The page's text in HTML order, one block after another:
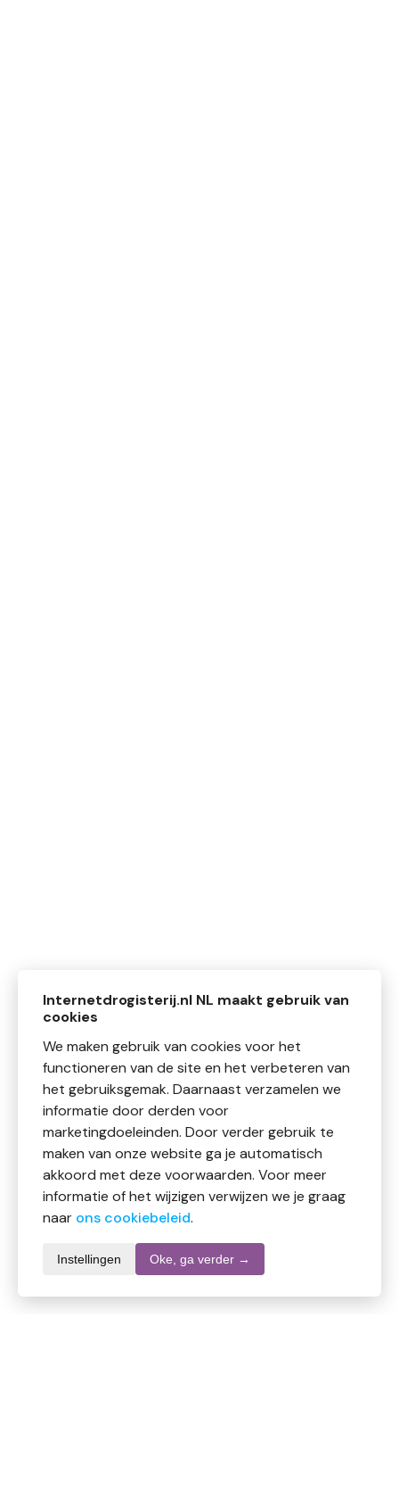
Internetdrogisterij.nl NL maakt gebruik van
cookies
We maken gebruik van cookies voor het
functioneren van de site en het verbeteren van
het gebruiksgemak. Daarnaast verzamelen we
informatie door derden voor
marketingdoeleinden. Door verder gebruik te
maken van onze website ga je automatisch
akkoord met deze voorwaarden. Voor meer
informatie of het wijzigen verwijzen we je graag
naar ons cookiebeleid.
Instellingen Oke, ga verder →